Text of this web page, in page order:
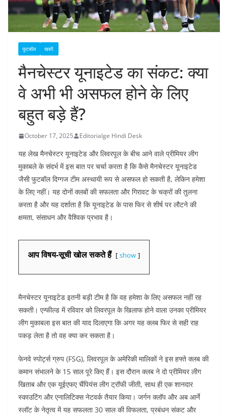
फुटबॉल खबरें.
मैनचेस्टर यूनाइटेड का संकट: क्या
वे अभी भी असफल होने के लिए
बहुत बड़े हैं?
October 17, 2025 Editorialge Hindi Desk
यह लेख मैनचेस्टर यूनाइटेड और लिवरपूल के बीच आने वाले प्रीमियर लीग
मुकाबले के संदर्भ में इस बात पर चर्चा करता है कि कैसे मैनचेस्टर यूनाइटेड
जैसी फुटबॉल दिग्गज टीम अस्थायी रूप से असफल हो सकती है, लेकिन हमेशा
के लिए नहीं। यह दोनों क्लबों की सफलता और गिरावट के चक्रों की तुलना
करता है और यह दर्शाता है कि यूनाइटेड के पास फिर से शीर्ष पर लौटने की
क्षमता, संसाधन और वैश्विक प्रभाव है।
आप विषय-सूची खोल सकते हैं show
मैनचेस्टर यूनाइटेड इतनी बड़ी टीम है कि वह हमेशा के लिए असफल नहीं रह
सकती। एन्फील्ड में रविवार को लिवरपूल के खिलाफ होने वाला उनका प्रीमियर
लीग मुकाबला इस बात की याद दिलाएगा कि अगर यह क्लब फिर से सही राह
पकड़ लेता है तो वह क्या कर सकता है।
फेनवे स्पोर्ट्स ग्रुप (FSG), लिवरपूल के अमेरिकी मालिकों ने इस हफ्ते क्लब की
कमान संभालने के 15 साल पूरे किए हैं। इस दौरान क्लब ने दो प्रीमियर लीग
खिताब और एक यूईएफए चैंपियंस लीग ट्रॉफी जीती, साथ ही एक शानदार
स्काउटिंग और एनालिटिक्स नेटवर्क तैयार किया। जर्गन क्लॉप और अब आर्ने
स्लॉट के नेतृत्व में यह सफलता 30 साल की विफलता, प्रबंधन संकट और